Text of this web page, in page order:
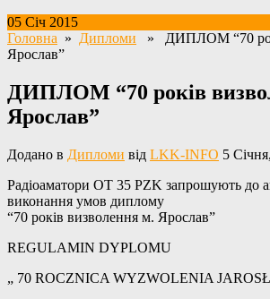
05 Січ 2015
Головна » Дипломи » ДИПЛОМ “70
Ярослав”
ДИПЛОМ “70 років
Ярослав”
Додано в Дипломи від LKK-INFO 5
Радіоаматори OT 35 PZK запрошують до
виконання умов диплому
“70 років визволення м. Ярослав”
REGULAMIN DYPLOMU
„ 70 ROCZNICA WYZWOLENIA